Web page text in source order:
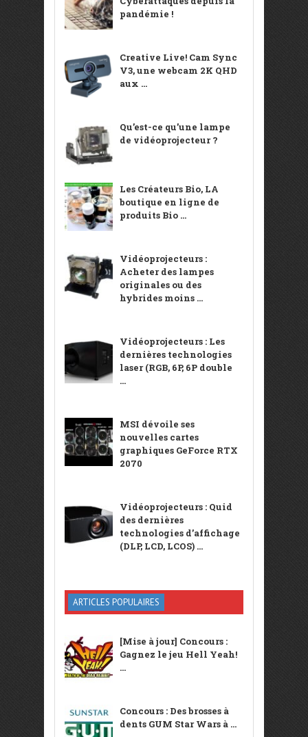
pandémie !
Creative Live! Cam Sync
V3, une webcam 2K QHD
aux ...
Qu’est-ce qu’une lampe
de vidéoprojecteur ?
Les Créateurs Bio, LA
boutique en ligne de
produits Bio ...
Vidéoprojecteurs :
Acheter des lampes
originales ou des
hybrides moins ...
Vidéoprojecteurs : Les
dernières technologies
laser (RGB, 6P, 6P double
...
MSI dévoile ses
nouvelles cartes
graphiques GeForce RTX
2070
Vidéoprojecteurs : Quid
des dernières
technologies d’affichage
(DLP, LCD, LCOS) ...
ARTICLES POPULAIRES
[Mise à jour] Concours :
Gagnez le jeu Hell Yeah!
...
Concours : Des brosses à
dents GUM Star Wars à ...